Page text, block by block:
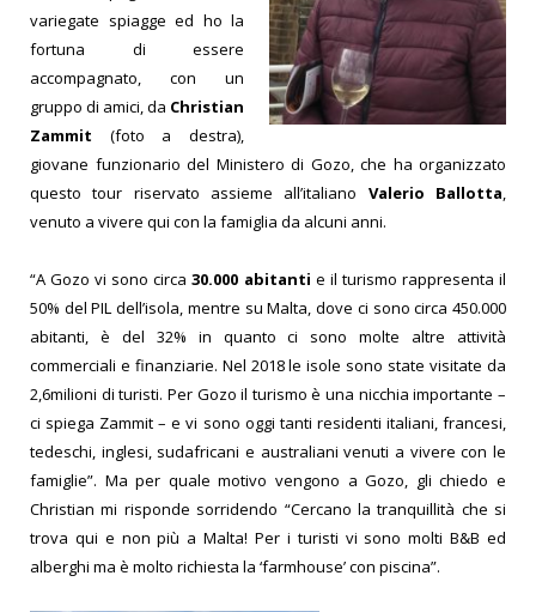
variegate spiagge ed ho la
fortuna di essere
accompagnato, con un
gruppo di amici, da Christian
Zammit (foto a destra),
giovane funzionario del Ministero di Gozo, che ha organizzato
questo tour riservato assieme all’italiano Valerio Ballotta,
venuto a vivere qui con la famiglia da alcuni anni.
“A Gozo vi sono circa30.000 abitanti e il turismo rappresenta il
50% del PIL dell’isola, mentre su Malta, dove ci sono circa 450.000
abitanti, è del 32% in quanto ci sono molte altre attività
commerciali e finanziarie. Nel 2018 le isole sono state visitate da
2,6milioni di turisti. Per Gozo il turismo è una nicchia importante –
ci spiega Zammit – e vi sono oggi tanti residenti italiani, francesi,
tedeschi, inglesi, sudafricani e australiani venuti a vivere con le
famiglie”. Ma per quale motivo vengono a Gozo, gli chiedo e
Christian mi risponde sorridendo “Cercano la tranquillità che si
trova qui e non più a Malta! Per i turisti vi sono molti B&B ed
alberghi ma è molto richiesta la ‘farmhouse’ con piscina”.